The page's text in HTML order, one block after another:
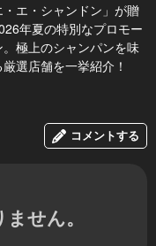
・エ・シャンドン」が贈
年夏の特別なプロモー
。極上のシャンパンを味
選店舗を一挙紹介！
コメントする
せん。